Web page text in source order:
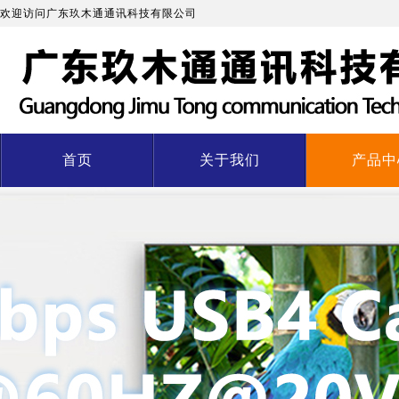
欢迎访问广东玖木通通讯科技有限公司
首页 关于我们 产品